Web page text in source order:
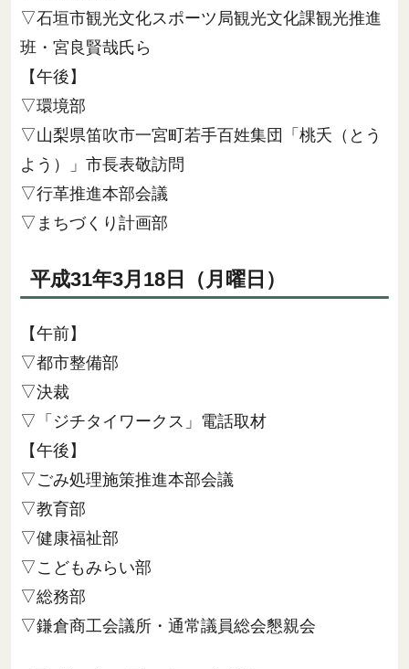
▽石垣市観光文化スポーツ局観光文化課観光推進
班・宮良賢哉氏ら
【午後】
▽環境部
▽山梨県笛吹市一宮町若手百姓集団「桃夭（とう
よう）」市長表敬訪問
▽行革推進本部会議
▽まちづくり計画部
平成31年3月18日（月曜日）
【午前】
▽都市整備部
▽決裁
▽「ジチタイワークス」電話取材
【午後】
▽ごみ処理施策推進本部会議
▽教育部
▽健康福祉部
▽こどもみらい部
▽総務部
▽鎌倉商工会議所・通常議員総会懇親会